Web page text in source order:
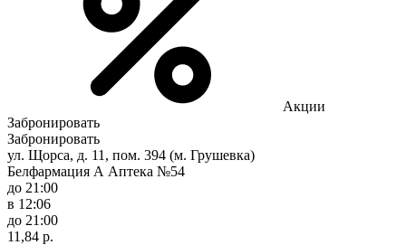
Акции
Забронировать
Забронировать
ул. Щорса, д. 11, пом. 394 (м. Грушевка)
Белфармация А Аптека №54
до 21:00
в 12:06
до 21:00
11,84 р.